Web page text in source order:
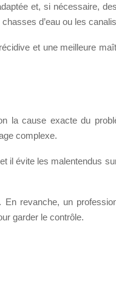
et, si nécessaire,
d’eau ou les
et une meilleure
la cause exacte du
complexe.
il évite les malentendus
En revanche, un
garder le contrôle.